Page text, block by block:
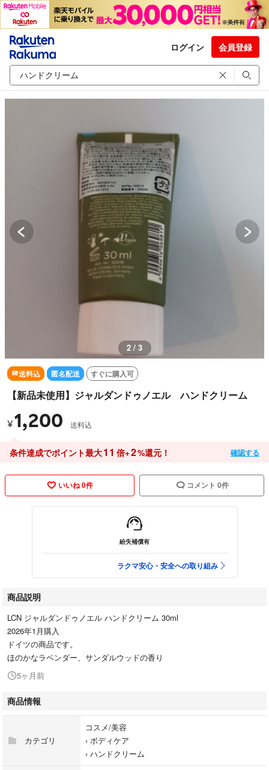
ログイン 会員登録
3 / 3
送料込 匿名配送 すぐに購入可
【新品未使用】ジャルダンドゥノエル ハンドクリーム
¥1,200 送料込
条件達成でポイント最大11 倍+2%還元！ 確認する
いいね 0件 コメント 0件
紛失補償有
ラクマ安心・安全への取り組み
商品説明
LCN ジャルダンドゥノエル ハンドクリーム 30ml
2026年1月購入
ドイツの商品です。
ほのかなラベンダー、サンダルウッドの香り
5ヶ月前
商品情報
カテゴリ
コスメ/美容
› ボディケア
› ハンドクリーム